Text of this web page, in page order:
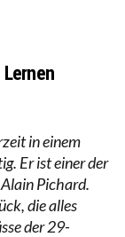
in einem
Er ist einer der
Pichard.
die alles
der 29-